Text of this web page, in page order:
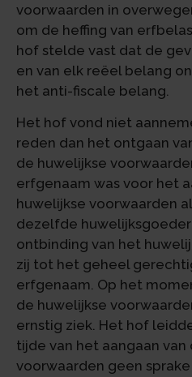
voorwaarden in
om de heffing van
hof stelde vast dat de
en van elk reëel belang
het anti-fiscale belang.
Het hof vond niet
reden dan het ontgaan
de huwelijkse
erfgenaam was voor het
huwelijkse voorwaarden
dezelfde
ontbinding van het
zij tot het geheel
erfgenaam. Op het
de huwelijkse
ernstig ziek. Het hof
tijde van het aangaan van
voorwaarden geen